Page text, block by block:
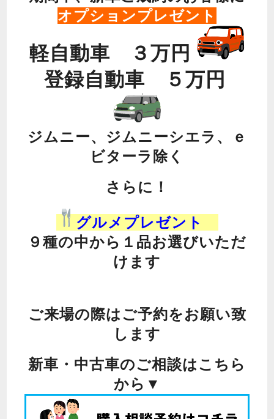
オプションプレゼント
軽自動車 ３万円
登録自動車 ５万円
ジムニー、ジムニーシエラ、ｅ
ビターラ除く
さらに！
グルメプレゼント
９種の中から１品お選びいただ
けます
ご来場の際はご予約をお願い致
します
新車・中古車のご相談はこちら
から▼